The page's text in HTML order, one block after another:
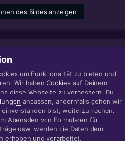
des Bildes anzeigen
Impressum
IT|WEB|VIDEO|CONSULTING
Invision Community
um Funktionalität zu bieten und
Wir haben Cookies auf Deinem
diese Webseite zu verbessern. Du
anpassen, andernfalls gehen wir
einverstanden bist, weiterzumachen.
Abensden von Formularen für
usw. werden die Daten dem
erhoben und verarbeitet.